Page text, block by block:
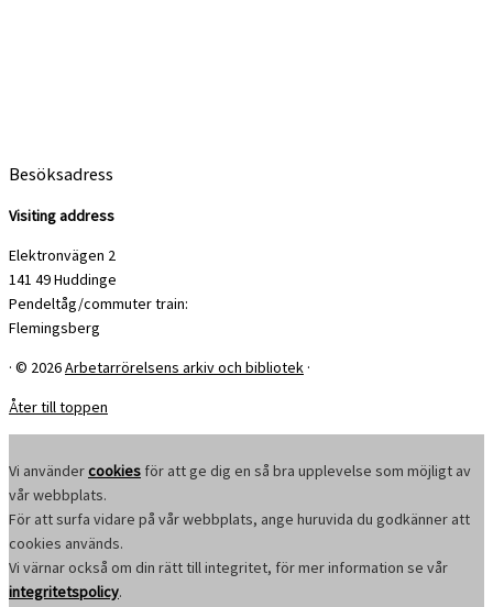
Besöksadress
Visiting address
Elektronvägen 2
141 49 Huddinge
Pendeltåg/commuter train:
Flemingsberg
· © 2026Arbetarrörelsens arkiv och bibliotek ·
Åter till toppen
Vi användercookies för att ge dig en så bra upplevelse som möjligt av
vår webbplats.
För att surfa vidare på vår webbplats, ange huruvida du godkänner att
cookies används.
Vi värnar också om din rätt till integritet, för mer information se vår
integritetspolicy.